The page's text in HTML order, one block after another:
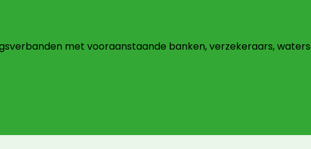
met vooraanstaande banken, verzekeraars,